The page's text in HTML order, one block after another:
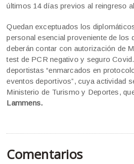
últimos 14 días previos al reingreso
Quedan exceptuados los
personal esencial proveniente de los
deberán contar con autorización de
test de PCR negativo y seguro
deportistas “enmarcados en
eventos deportivos”, cuya actividad
Ministerio de Turismo y Deportes,
Lammens.
Comentarios